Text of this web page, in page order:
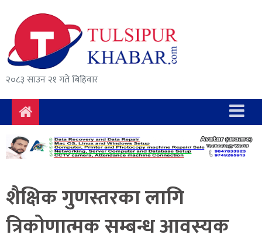
२०८३ साउन २१ गते बिहिवार
समाचार
राजनीति
सुरक्षा/
अपराध
दुर्घटना
विचार
अर्थ
संवाद
शैक्षिक गुणस्तरका लागि
त्रिकोणात्मक सम्बन्ध आवस्यक